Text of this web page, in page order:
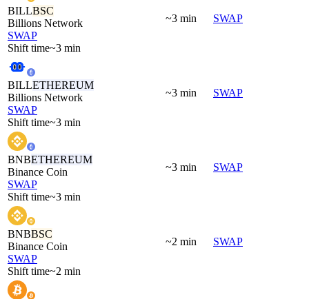
BILLBSC
Billions Network
SWAP
Shift time~3 min
~3 min SWAP
BILLETHEREUM
Billions Network
SWAP
Shift time~3 min
~3 min SWAP
BNBETHEREUM
Binance Coin
SWAP
Shift time~3 min
~3 min SWAP
BNBBSC
Binance Coin
SWAP
Shift time~2 min
~2 min SWAP